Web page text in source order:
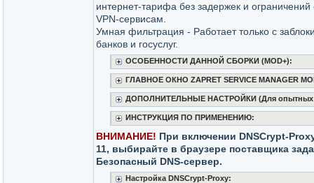
интернет-тарифа без задержек и
VPN-сервисам.
Умная фильтрация - Работает только с
банков и госуслуг.
ОСОБЕННОСТИ ДАННОЙ СБОРКИ (MOD+):
ГЛАВНОЕ ОКНО ZAPRET SERVICE MANAGER
ДОПОЛНИТЕЛЬНЫЕ НАСТРОЙКИ (Для опытных
ИНСТРУКЦИЯ ПО ПРИМЕНЕНИЮ:
ВНИМАНИЕ! При включении DNSCrypt-
11, выбирайте в браузере поставщика
Безопасный DNS-сервер.
Настройка DNSCrypt-Proxy: